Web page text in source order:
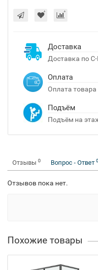
Доставка
Доставка по
Оплата
Оплата товара
Подъём
Подъём на
Отзывы 0 Вопрос - Ответ 0
Отзывов пока нет.
Похожие товары